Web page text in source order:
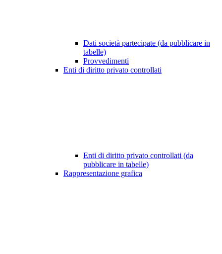
Dati società partecipate (da pubblicare in
tabelle)
Provvedimenti
Enti di diritto privato controllati
Enti di diritto privato controllati (da
pubblicare in tabelle)
Rappresentazione grafica